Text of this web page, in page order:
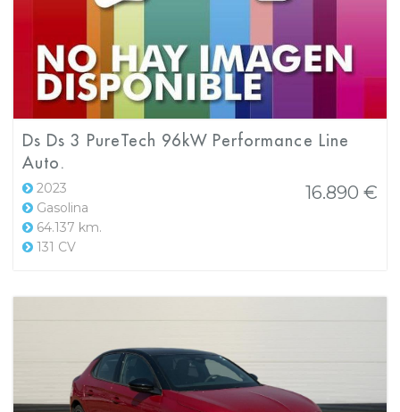
Ds Ds 3 PureTech 96kW Performance Line
Auto.
2023
Gasolina
64.137 km.
131 CV
16.890 €